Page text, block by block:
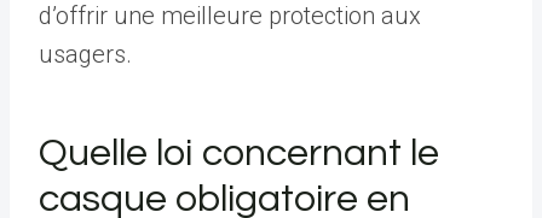
d’offrir une meilleure protection aux
usagers.
Quelle loi concernant le
casque obligatoire en